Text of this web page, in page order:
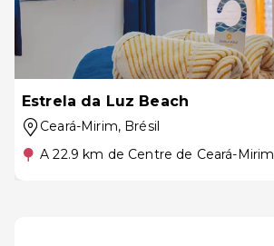
Estrela da Luz Beach
Ceará-Mirim, Brésil
A 22.9 km de Centre de Ceará-Mirim